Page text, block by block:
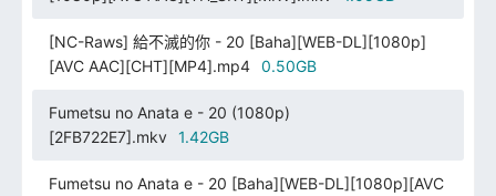
[NC-Raws] 給不滅的你 - 20 [Baha][WEB-DL][1080p]
[AVC AAC][CHT][MP4].mp4
0.50GB
Fumetsu no Anata e - 20 (1080p)
[2FB722E7].mkv
1.42GB
Fumetsu no Anata e - 20 [Baha][WEB-DL][1080p][AVC